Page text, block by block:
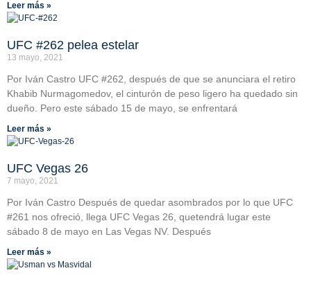
Leer más »
UFC #262 pelea estelar
13 mayo, 2021
Por Iván Castro UFC #262, después de que se anunciara el retiro
Khabib Nurmagomedov, el cinturón de peso ligero ha quedado sin
dueño. Pero este sábado 15 de mayo, se enfrentará
Leer más »
UFC Vegas 26
7 mayo, 2021
Por Iván Castro Después de quedar asombrados por lo que UFC
#261 nos ofreció, llega UFC Vegas 26, quetendrá lugar este
sábado 8 de mayo en Las Vegas NV. Después
Leer más »